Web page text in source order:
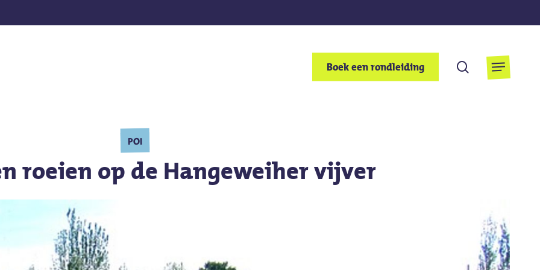
Boek een rondleiding Zoek
op
Menu
POI
roeien op de Hangeweiher vijver